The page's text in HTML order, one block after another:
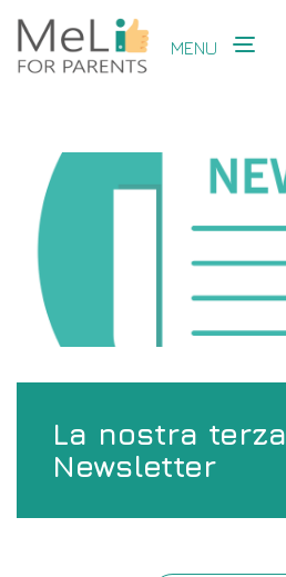
main
MENU
La nostra terza
Newsletter